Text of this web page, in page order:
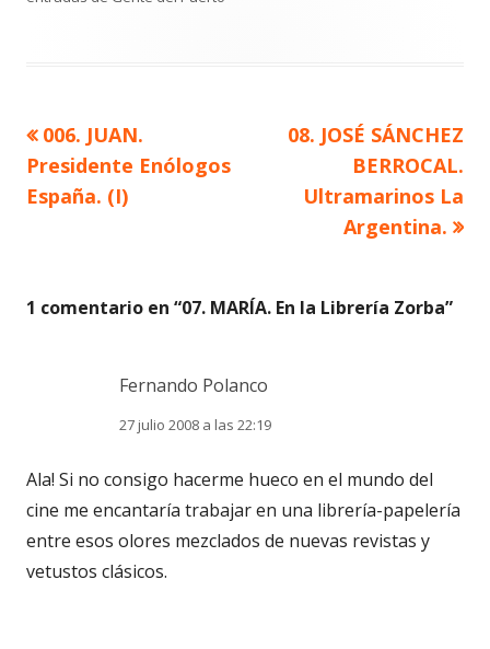
Navegación
de
Artículo
anterior
006. JUAN.
Presidente Enólogos
España. (I)
Artículo
siguiente
08. JOSÉ SÁNCHEZ
BERROCAL.
Ultramarinos La
Argentina.
1 comentario en “07. MARÍA. En la Librería Zorba”
Fernando Polanco
27 julio 2008 a las 22:19
Ala! Si no consigo hacerme hueco en el mundo del
cine me encantaría trabajar en una librería-papelería
entre esos olores mezclados de nuevas revistas y
vetustos clásicos.